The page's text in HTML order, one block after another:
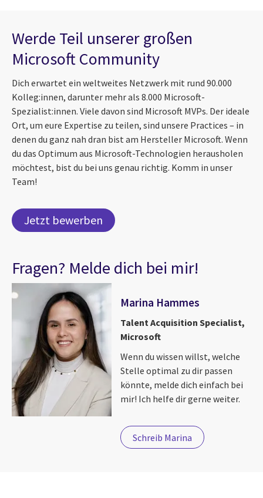
Werde Teil unserer großen
Microsoft Community
Dich erwartet ein weltweites Netzwerk mit rund 90.000
Kolleg:innen, darunter mehr als 8.000 Microsoft-
Spezialist:innen. Viele davon sind Microsoft MVPs. Der ideale
Ort, um eure Expertise zu teilen, sind unsere Practices – in
denen du ganz nah dran bist am Hersteller Microsoft. Wenn
du das Optimum aus Microsoft-Technologien herausholen
möchtest, bist du bei uns genau richtig. Komm in unser
Team!
Jetzt bewerben
Fragen? Melde dich bei mir!
Marina Hammes
Talent Acquisition Specialist,
Microsoft
Wenn du wissen willst, welche
Stelle optimal zu dir passen
könnte, melde dich einfach bei
mir! Ich helfe dir gerne weiter.
Schreib Marina